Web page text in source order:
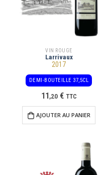
VIN ROUGE
Larrivaux
2017
DEMI-BOUTEILLE 37,5CL
11 ,20 € TTC
AJOUTER AU PANIER